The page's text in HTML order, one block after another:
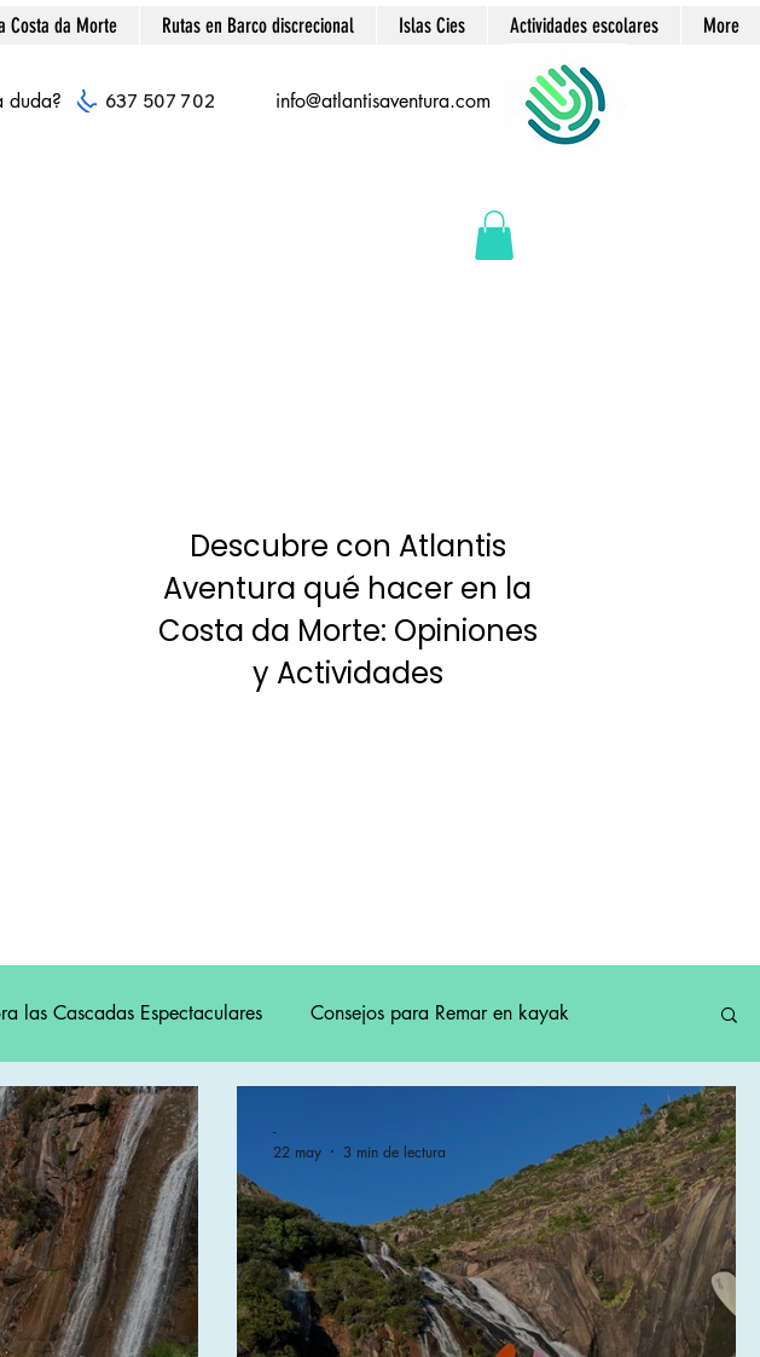
Costa da Morte Rutas en Barco discrecional Islas Cies Actividades escolares More
637 507 702
duda? info@atlantisaventura.com
Descubre con Atlantis
Aventura qué hacer en la
Costa da Morte: Opiniones
y Actividades
las Cascadas Espectaculares Consejos para Remar en kayak
la Costa da Morte
-
22 may
3 min de lectura